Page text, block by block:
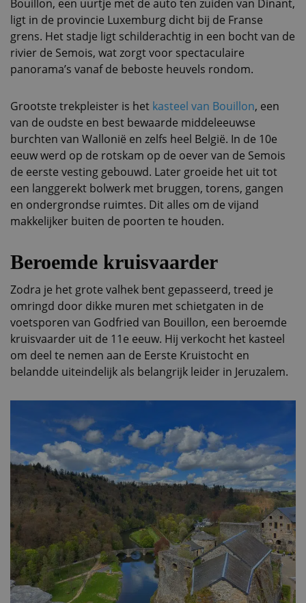
Bouillon, een uurtje met de auto ten zuiden van Dinant,
ligt in de provincie Luxemburg dicht bij de Franse
grens. Het stadje ligt schilderachtig in een bocht van de
rivier de Semois, wat zorgt voor spectaculaire
panorama’s vanaf de beboste heuvels rondom.
Grootste trekpleister is het kasteel van Bouillon, een
van de oudste en best bewaarde middeleeuwse
burchten van Wallonië en zelfs heel België. In de 10e
eeuw werd op de rotskam op de oever van de Semois
de eerste vesting gebouwd. Later groeide het uit tot
een langgerekt bolwerk met bruggen, torens, gangen
en ondergrondse ruimtes. Dit alles om de vijand
makkelijker buiten de poorten te houden.
Beroemde kruisvaarder
Zodra je het grote valhek bent gepasseerd, treed je
omringd door dikke muren met schietgaten in de
voetsporen van Godfried van Bouillon, een beroemde
kruisvaarder uit de 11e eeuw. Hij verkocht het kasteel
om deel te nemen aan de Eerste Kruistocht en
belandde uiteindelijk als belangrijk leider in Jeruzalem.